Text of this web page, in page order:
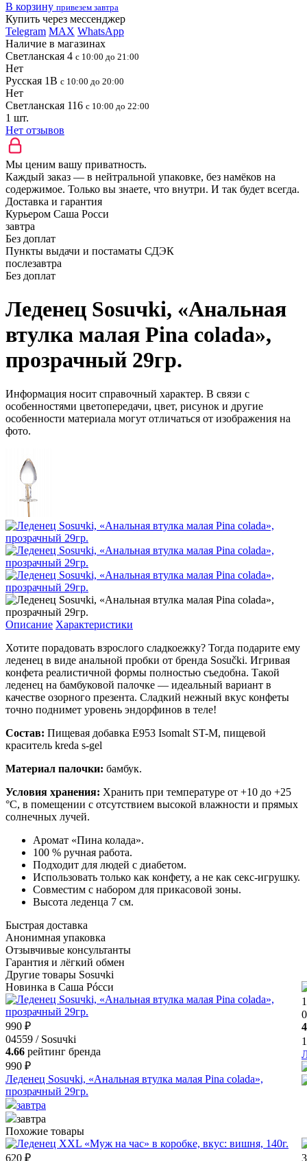
В корзину привезем завтра
Купить через мессенджер
Telegram MAX WhatsApp
Наличие в магазинах
Светланская 4 с 10:00 до 21:00
Нет
Русская 1В с 10:00 до 20:00
Нет
Светланская 116 с 10:00 до 22:00
1 шт.
Нет отзывов
Мы ценим вашу приватность.
Каждый заказ — в нейтральной упаковке, без намёков на
содержимое. Только вы знаете, что внутри. И так будет всегда.
Доставка и гарантия
Курьером Саша Росси
завтра
Без доплат
Пункты выдачи и постаматы СДЭК
послезавтра
Без доплат
Леденец Sosuчki, «Анальная
втулка малая Pina colada»,
прозрачный 29гр.
Информация носит справочный характер. В связи с
особенностями цветопередачи, цвет, рисунок и другие
особенности материала могут отличаться от изображения на
фото.
Описание Характеристики
Хотите порадовать взрослого сладкоежку? Тогда подарите ему
леденец в виде анальной пробки от бренда Sosučki. Игривая
конфета реалистичной формы полностью съедобна. Такой
леденец на бамбуковой палочке — идеальный вариант в
качестве озорного презента. Сладкий нежный вкус конфеты
точно поднимет уровень эндорфинов в теле!
Состав: Пищевая добавка Е953 Isomalt ST-M, пищевой
краситель kreda s-gel
Материал палочки: бамбук.
Условия хранения: Хранить при температуре от +10 до +25
°C, в помещении с отсутствием высокой влажности и прямых
солнечных лучей.
Аромат «Пина колада».
100 % ручная работа.
Подходит для людей с диабетом.
Использовать только как конфету, а не как секс-игрушку.
Совместим с набором для прикасовой зоны.
Высота леденца 7 см.
Быстрая доставка
Анонимная упаковка
Отзывчивые консультанты
Гарантия и лёгкий обмен
Другие товары Sosuчki
Новинка в Саша Рóсси
990 ₽
04559 / Sosuчki
4.66 рейтинг бренда
990 ₽
Леденец Sosuчki, «Анальная втулка малая Pina colada»,
прозрачный 29гр.
завтра
завтра
Похожие товары
620 ₽